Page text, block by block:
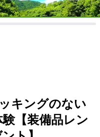
キングのない
【装備品レン